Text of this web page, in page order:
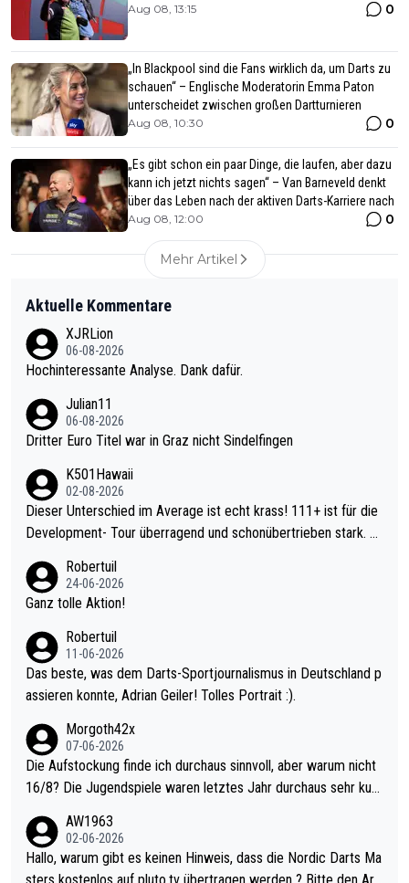
Aug 08, 13:15 0
„In Blackpool sind die Fans wirklich da, um Darts zu
schauen“ – Englische Moderatorin Emma Paton
unterscheidet zwischen großen Dartturnieren
Aug 08, 10:30 0
„Es gibt schon ein paar Dinge, die laufen, aber dazu
kann ich jetzt nichts sagen“ – Van Barneveld denkt
über das Leben nach der aktiven Darts-Karriere nach
Aug 08, 12:00 0
Mehr Artikel
Aktuelle Kommentare
XJRLion
06-08-2026
Hochinteressante Analyse. Dank dafür.
Julian11
06-08-2026
Dritter Euro Titel war in Graz nicht Sindelfingen
K501Hawaii
02-08-2026
Dieser Unterschied im Average ist echt krass! 111+ ist für die
Development- Tour überragend und schonübertrieben stark. U
mal 40+ erst recht. Da gewinnst keinen Blumentopf - ist ja noc
h krasser wie ein Pokalspiel eines Kreisligisten vs einem Bund
Robertuil
24-06-2026
Ganz tolle Aktion!
Robertuil
11-06-2026
Das beste, was dem Darts-Sportjournalismus in Deutschland p
assieren konnte, Adrian Geiler! Tolles Portrait :).
Morgoth42x
07-06-2026
Die Aufstockung finde ich durchaus sinnvoll, aber warum nicht
16/8? Die Jugendspiele waren letztes Jahr durchaus sehr kurz
Allerdings ist Mitchell Lawrie als Nummer 1 der Welt eh qualifi
ziert. Somit ändert die automatische Qualifikation des Weltmei
sters erstmal nichts. Ich denke sie wollen damit für nächstes J
AW1963
02-06-2026
Hallo, warum gibt es keinen Hinweis, dass die Nordic Darts Ma